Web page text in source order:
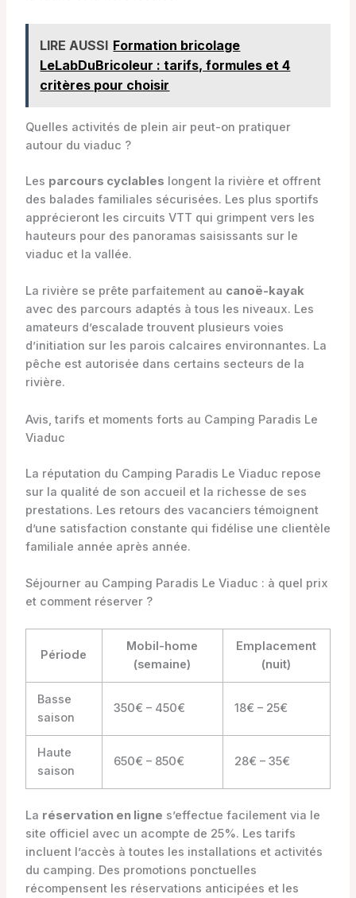
LIRE AUSSI Formation bricolage
LeLabDuBricoleur : tarifs, formules et 4
critères pour choisir
Quelles activités de plein air peut-on pratiquer
autour du viaduc ?
Les parcours cyclables longent la rivière et offrent
des balades familiales sécurisées. Les plus sportifs
apprécieront les circuits VTT qui grimpent vers les
hauteurs pour des panoramas saisissants sur le
viaduc et la vallée.
La rivière se prête parfaitement au canoë-kayak
avec des parcours adaptés à tous les niveaux. Les
amateurs d’escalade trouvent plusieurs voies
d’initiation sur les parois calcaires environnantes. La
pêche est autorisée dans certains secteurs de la
rivière.
Avis, tarifs et moments forts au Camping Paradis Le
Viaduc
La réputation du Camping Paradis Le Viaduc repose
sur la qualité de son accueil et la richesse de ses
prestations. Les retours des vacanciers témoignent
d’une satisfaction constante qui fidélise une clientèle
familiale année après année.
Séjourner au Camping Paradis Le Viaduc : à quel prix
et comment réserver ?
Période
Mobil-home
(semaine)
Emplacement
(nuit)
Basse
saison
350€ – 450€ 18€ – 25€
Haute
saison
650€ – 850€ 28€ – 35€
La réservation en ligne s’effectue facilement via le
site officiel avec un acompte de 25%. Les tarifs
incluent l’accès à toutes les installations et activités
du camping. Des promotions ponctuelles
récompensent les réservations anticipées et les